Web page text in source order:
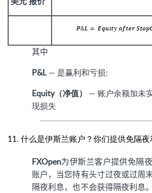
其中
P&L— 是赢利和亏损;
Equity（净值）
— 账户余额加未
现损失
11. 什么是伊斯兰账户？你们提供免隔
FXOpen为伊斯兰客户提供免隔
账户，当您持有头寸过夜或过周
隔夜利息，也不会获得隔夜利息